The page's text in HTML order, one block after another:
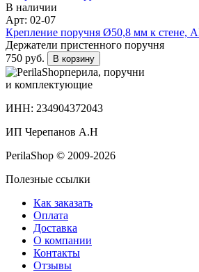
В наличии
Арт: 02-07
Крепление поручня Ø50,8 мм к стене,
Держатели пристенного поручня
750 руб.
В корзину
перила, поручни
и комплектующие
ИНН: 234904372043
ИП Черепанов А.Н
PerilaShop © 2009-2026
Полезные ссылки
Как заказать
Оплата
Доставка
О компании
Контакты
Отзывы